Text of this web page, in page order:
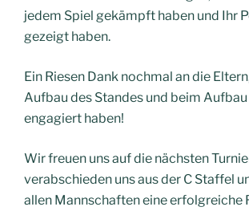
jedem Spiel gekämpft haben und Ihr
gezeigt haben.
Ein Riesen Dank nochmal an die
Aufbau des Standes und beim
engagiert haben!
Wir freuen uns auf die nächsten
verabschieden uns aus der C Staffel
allen Mannschaften eine erfolgreiche